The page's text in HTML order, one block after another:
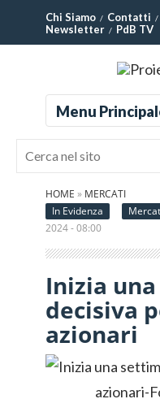
Chi Siamo Contatti
Newsletter
PdB TV
HOME » MERCATI
In Evidenza
2024 - 08:00
Inizia
decisiva
azionari